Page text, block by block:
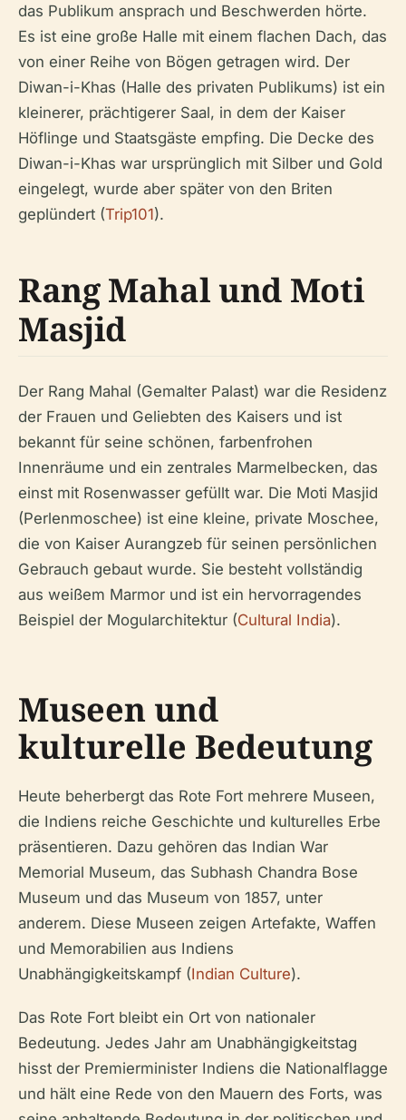
das Publikum ansprach und Beschwerden hörte.
Es ist eine große Halle mit einem flachen Dach, das
von einer Reihe von Bögen getragen wird. Der
Diwan-i-Khas (Halle des privaten Publikums) ist ein
kleinerer, prächtigerer Saal, in dem der Kaiser
Höflinge und Staatsgäste empfing. Die Decke des
Diwan-i-Khas war ursprünglich mit Silber und Gold
eingelegt, wurde aber später von den Briten
geplündert (Trip101).
Rang Mahal und Moti
Masjid
Der Rang Mahal (Gemalter Palast) war die Residenz
der Frauen und Geliebten des Kaisers und ist
bekannt für seine schönen, farbenfrohen
Innenräume und ein zentrales Marmelbecken, das
einst mit Rosenwasser gefüllt war. Die Moti Masjid
(Perlenmoschee) ist eine kleine, private Moschee,
die von Kaiser Aurangzeb für seinen persönlichen
Gebrauch gebaut wurde. Sie besteht vollständig
aus weißem Marmor und ist ein hervorragendes
Beispiel der Mogularchitektur (Cultural India).
Museen und
kulturelle Bedeutung
Heute beherbergt das Rote Fort mehrere Museen,
die Indiens reiche Geschichte und kulturelles Erbe
präsentieren. Dazu gehören das Indian War
Memorial Museum, das Subhash Chandra Bose
Museum und das Museum von 1857, unter
anderem. Diese Museen zeigen Artefakte, Waffen
und Memorabilien aus Indiens
Unabhängigkeitskampf (Indian Culture).
Das Rote Fort bleibt ein Ort von nationaler
Bedeutung. Jedes Jahr am Unabhängigkeitstag
hisst der Premierminister Indiens die Nationalflagge
und hält eine Rede von den Mauern des Forts, was